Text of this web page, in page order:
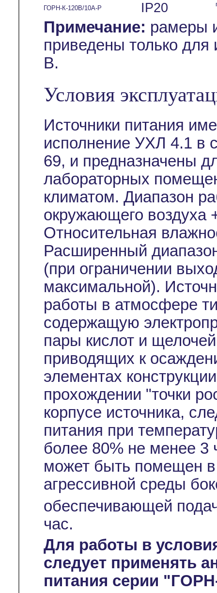
ГОРН-К-120В/10А-Р IP20
Примечание: рамеры
приведены только для
В.
Условия
Источники питания
исполнение УХЛ 4.1 в
69, и предназначены
лабораторных
климатом. Диапазон
окружающего воздуха
Относительная
Расширенный
(при ограничении
максимальной).
работы в атмосфере
содержащую
пары кислот и
приводящих к
элементах
прохождении "точки
корпусе источника,
питания при
более 80% не менее 3
может быть помещен
агрессивной среды
обеспечивающей
час.
Для работы в
следует применять
питания серии